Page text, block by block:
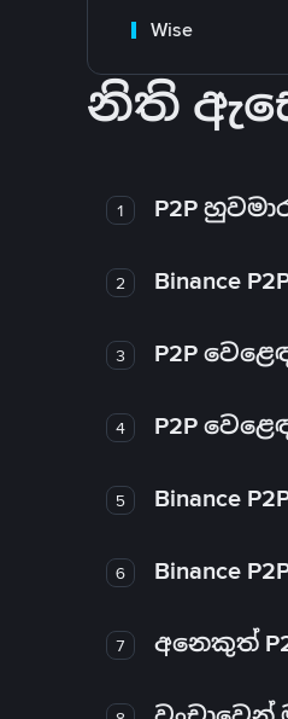
Wise
නිති
1 P2P
2 Binance
3 P2P
4 P2P
5 Binance
6 Binance
7 අනෙකුත්